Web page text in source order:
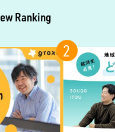
Ranking
2